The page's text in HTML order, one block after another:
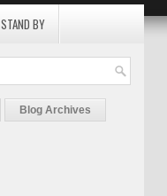
STAND BY
Blog Archives